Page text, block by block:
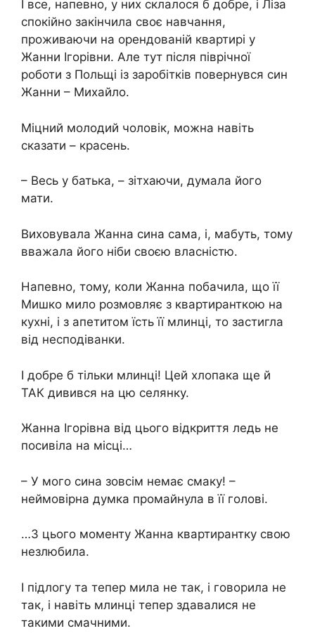
І все, напевно, у них склалося б добре, і Ліза
спокійно закінчила своє навчання,
проживаючи на орендованій квартирі у
Жанни Ігорівни. Але тут після піврічної
роботи з Польщі із заробітків повернувся син
Жанни – Михайло.
Міцний молодий чоловік, можна навіть
сказати – красень.
– Весь у батька, – зітхаючи, думала його
мати.
Виховувала Жанна сина сама, і, мабуть, тому
вважала його ніби своєю власністю.
Напевно, тому, коли Жанна побачила, що її
Мишко мило розмовляє з квартиранткою на
кухні, і з апетитом їсть її млинці, то застигла
від несподіванки.
І добре б тільки млинці! Цей хлопака ще й
ТАК дивився на цю селянку.
Жанна Ігорівна від цього відкриття ледь не
посивіла на місці…
– У мого сина зовсім немає смаку! –
неймовірна думка промайнула в її голові.
…З цього моменту Жанна квартирантку свою
незлюбила.
І підлогу та тепер мила не так, і говорила не
так, і навіть млинці тепер здавалися не
такими смачними.